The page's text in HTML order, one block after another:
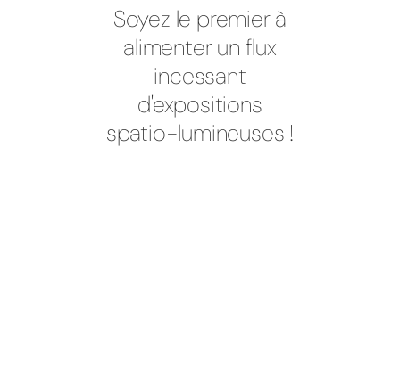
Soyez le premier à
alimenter un flux
incessant
d'expositions
spatio-lumineuses !